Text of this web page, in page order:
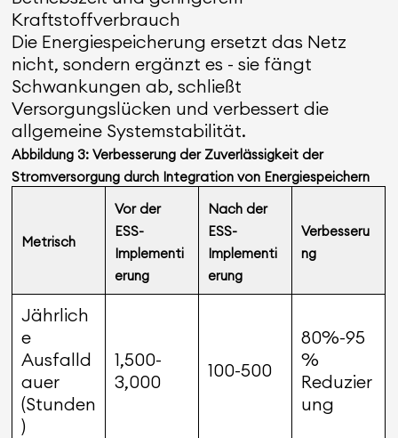
Kraftstoffverbrauch
Die Energiespeicherung ersetzt das Netz
nicht, sondern ergänzt es - sie fängt
Schwankungen ab, schließt
Versorgungslücken und verbessert die
allgemeine Systemstabilität.
Abbildung 3: Verbesserung der Zuverlässigkeit der
Stromversorgung durch Integration von Energiespeichern
Metrisch
Vor der
ESS-
Implementi
erung
Nach der
ESS-
Implementi
erung
Verbesseru
ng
Jährlich
e
Ausfalld
auer
(Stunden
)
1,500-
3,000
100-500
80%-95
%
Reduzier
ung